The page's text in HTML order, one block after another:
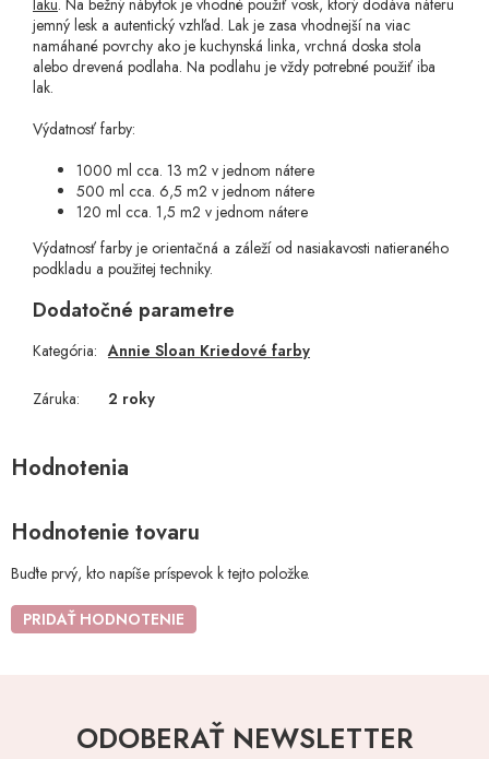
laku. Na bežný nábytok je vhodné použiť vosk, ktorý dodáva náteru
jemný lesk a autentický vzhľad. Lak je zasa vhodnejší na viac
namáhané povrchy ako je kuchynská linka, vrchná doska stola
alebo drevená podlaha. Na podlahu je vždy potrebné použiť iba
lak.
Výdatnosť farby:
1000 ml cca. 13 m2 v jednom nátere
500 ml cca. 6,5 m2 v jednom nátere
120 ml cca. 1,5 m2 v jednom nátere
Výdatnosť farby je orientačná a záleží od nasiakavosti natieraného
podkladu a použitej techniky.
Dodatočné parametre
Kategória: Annie Sloan Kriedové farby
Záruka: 2 roky
Hodnotenie tovaru
Buďte prvý, kto napíše príspevok k tejto položke.
PRIDAŤ HODNOTENIE
ODOBERAŤ NEWSLETTER